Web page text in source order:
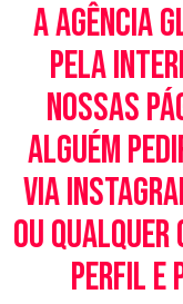
A Agência
pela
nossas
alguém
via
ou qualquer
perfil e